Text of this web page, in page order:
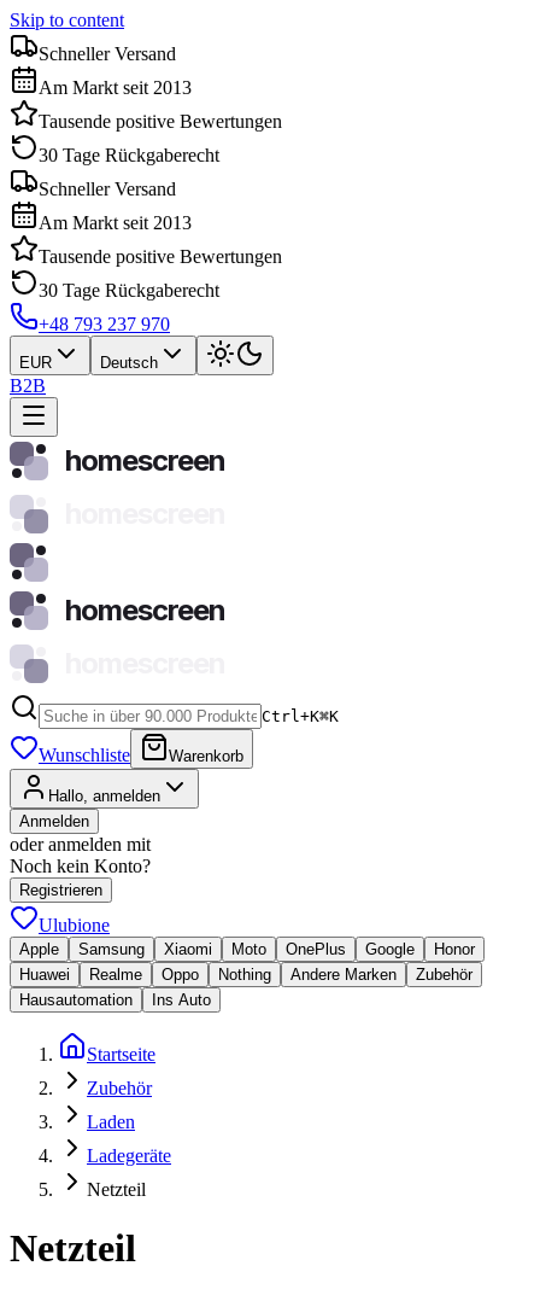
Skip to content
Schneller Versand
Am Markt seit 2013
Tausende positive Bewertungen
30 Tage Rückgaberecht
Schneller Versand
Am Markt seit 2013
Tausende positive Bewertungen
30 Tage Rückgaberecht
+48 793 237 970
EUR Deutsch
B2B
homescreen
homescreen
Ctrl+K⌘K
Wunschliste Warenkorb
Hallo, anmelden
Anmelden
oder anmelden mit
Noch kein Konto?
Registrieren
Ulubione
Apple Samsung Xiaomi Moto OnePlus Google
Honor
Huawei
Realme Oppo Nothing Andere Marken
Zubehör
Hausautomation
Ins Auto
Startseite
Zubehör
Laden
Ladegeräte
Netzteil
Netzteil